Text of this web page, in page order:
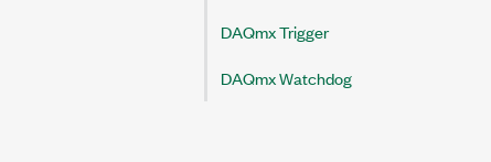
DAQmx Trigger
DAQmx Watchdog